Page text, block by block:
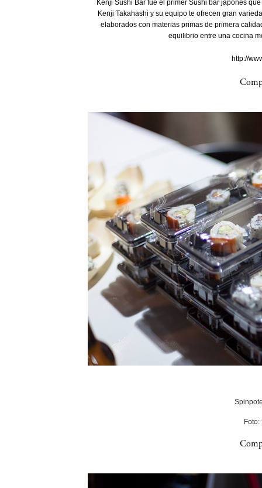
Kenji Sushi Bar fue el primer Sushi bar japonés
Kenji Takahashi y su equipo te ofrecen gran
elaborados con materias primas de primera
equilibrio entre una cocina
http://